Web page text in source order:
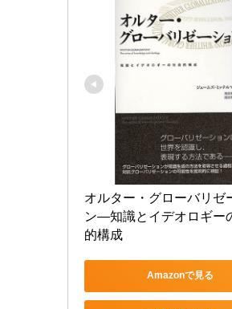
オルター・グローバリゼ
ン―知識とイデオロギー
的構成
Amazonで見る